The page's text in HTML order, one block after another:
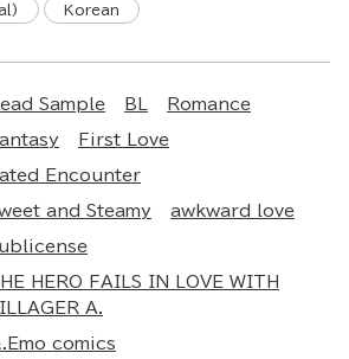
Korean
Sample BL Romance
First Love
Encounter
and Steamy awkward love
HERO FAILS IN LOVE WITH
A.
comics